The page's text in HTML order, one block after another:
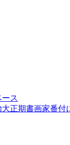
ス
正期書画家番付